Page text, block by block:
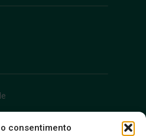
consentimento